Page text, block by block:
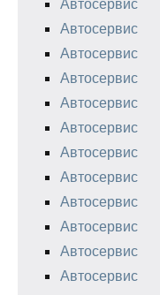
Автосервис
Автосервис
Автосервис
Автосервис
Автосервис
Автосервис
Автосервис
Автосервис
Автосервис
Автосервис
Автосервис